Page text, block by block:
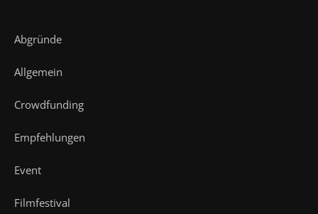
Abgründe
Allgemein
Crowdfunding
Empfehlungen
Event
Filmfestival